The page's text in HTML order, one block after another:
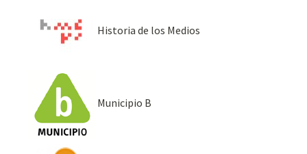
Historia de los Medios
Municipio B